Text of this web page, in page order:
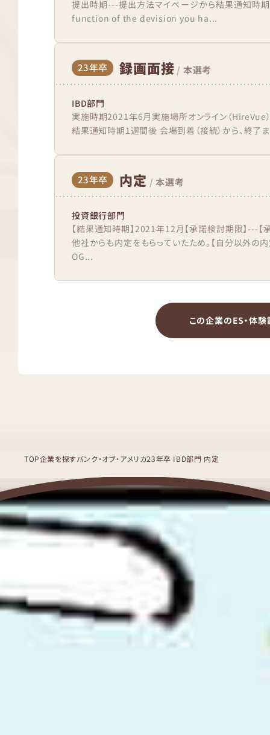
提出時期---提出方法マイページから結果通知
function of the devision you ha...
23年卒 録画面接 / 本選考
IBD部門
実施時期2021年6月実施場所オンライン（
結果通知時期1週間後 会場到着（接続）から、終
23年卒 内定 / 本選考
投資銀行部門
【結果通知時期】2021年12月【承諾検討期限】---【
他社からも内定をもらっていたため。【自分以外の
OG...
この企業のES・体験
TOP企業を探すバンク・オブ・アメリカ23年卒 IBD部門 内定